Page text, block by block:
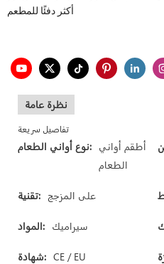
أكثر دفئًا للمطعم
نظرة عامة
تفاصيل سريعة
نوع أواني الطعام: أطقم أواني
الطعام
تقنية: على المزجج
المواد: سيراميك
شهادة: CE / EU